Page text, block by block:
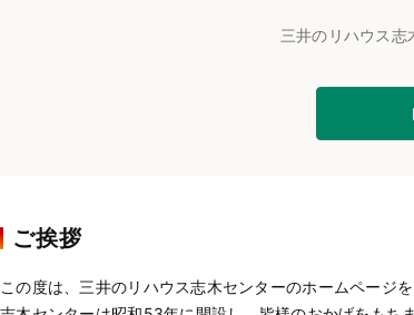
三井のリハウス志
ご挨拶
この度は、三井のリハウス志木センターのホームページ